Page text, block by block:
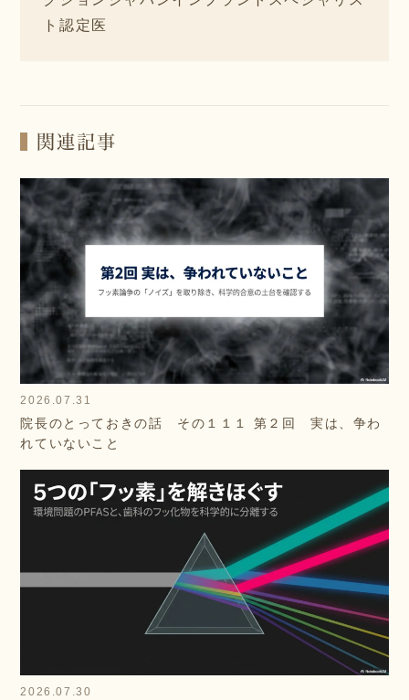
ト認定医
関連記事
2026.07.31
院長のとっておきの話 その１１１ 第２回 実は、争わ
れていないこと
2026.07.30